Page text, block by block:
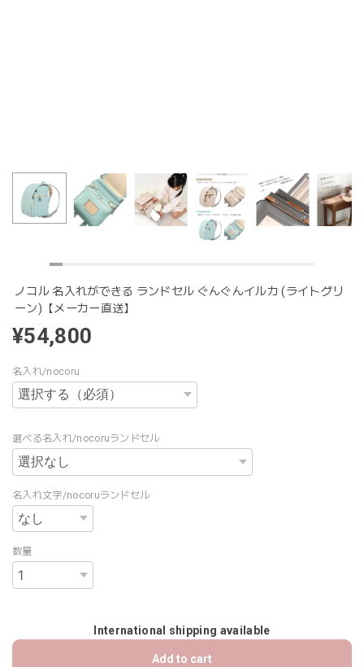
ノコル 名入れができる ランドセル ぐんぐんイルカ (ライトグリ
ーン)【メーカー直送】
¥54,800
名入れ/nocoru
選べる名入れ/nocoruランドセル
名入れ文字/nocoruランドセル
数量
International shipping available
Add to cart